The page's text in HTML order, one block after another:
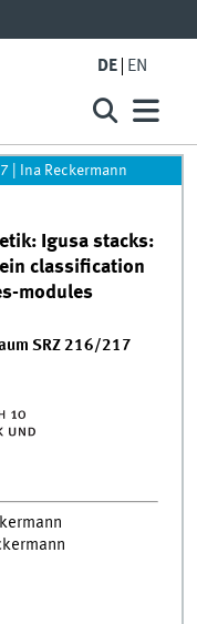
DE EN
Ina Reckermann
Igusa stacks:
classification
modules
SRZ 216/217